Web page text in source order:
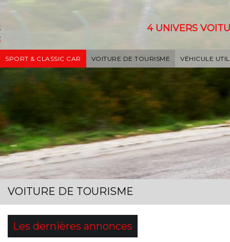
4 UNIVERS
SPORT & CLASSIC CAR VOITURE DE TOURISME VÉHICULE
VOITURE DE TOURISME
Les dernières annonces